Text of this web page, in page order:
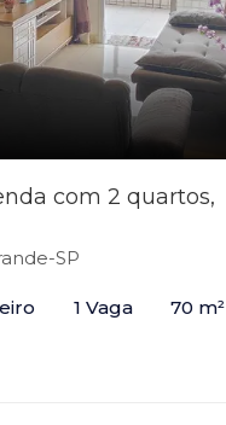
com 2 quartos,
SP
1 Vaga 70 m²